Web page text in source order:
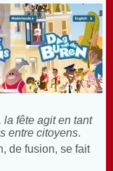
fête agit en tant
entre citoyens.
de fusion, se fait